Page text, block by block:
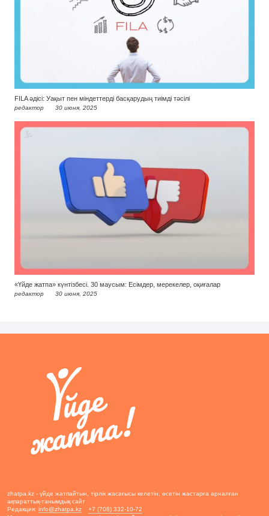
FILA әдісі: Уақыт пен міндеттерді басқарудың тиімді тәсілі
редактор 30 июня, 2025
«Үйде жатпа» күнтізбесі. 30 маусым: Есімдер, мерекелер, оқиғалар
редактор 30 июня, 2025
zhatpa.kz - үйде жатпайтын, тірлік жасағысы келетін, өсетін жастарға арналған
ақпараттық-танымдық сайт
Редакция: info@zhatpa.kz
+7 (708) 332-10-72